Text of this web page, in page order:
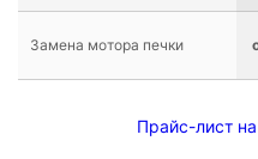
Замена мотора печки
Прайс-лист